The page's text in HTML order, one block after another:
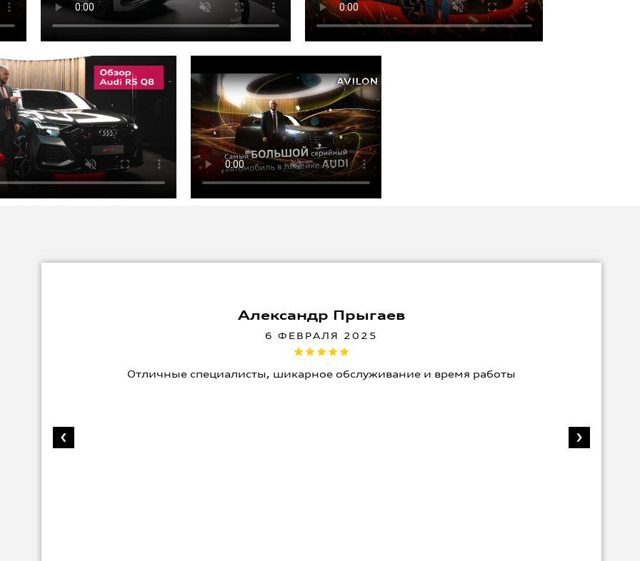
Александр Прыгаев
6 ФЕВРАЛЯ 2025
Отличные специалисты, шикарное обслуживание и время работы